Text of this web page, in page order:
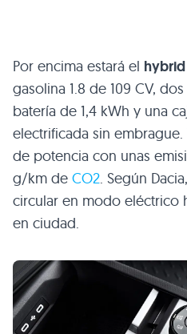
Por encima estará el hybrid
gasolina 1.8 de 109 CV,
batería de 1,4 kWh y una
electrificada sin
de potencia con unas
g/km de CO2. Según
circular en modo eléctrico
en ciudad.